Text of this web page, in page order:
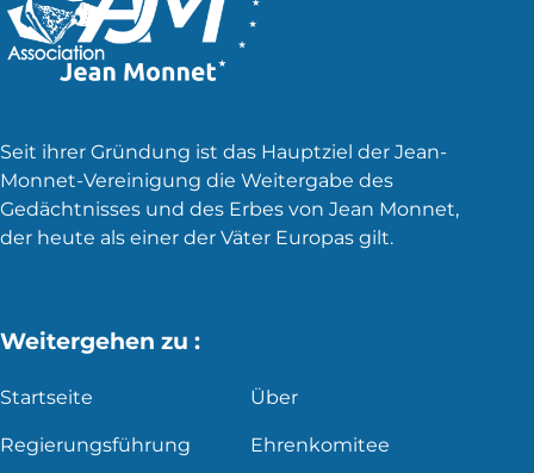
Seit ihrer Gründung ist das Hauptziel der Jean-
Monnet-Vereinigung die Weitergabe des
Gedächtnisses und des Erbes von Jean Monnet,
der heute als einer der Väter Europas gilt.
Weitergehen zu :
Startseite Über
Regierungsführung Ehrenkomitee